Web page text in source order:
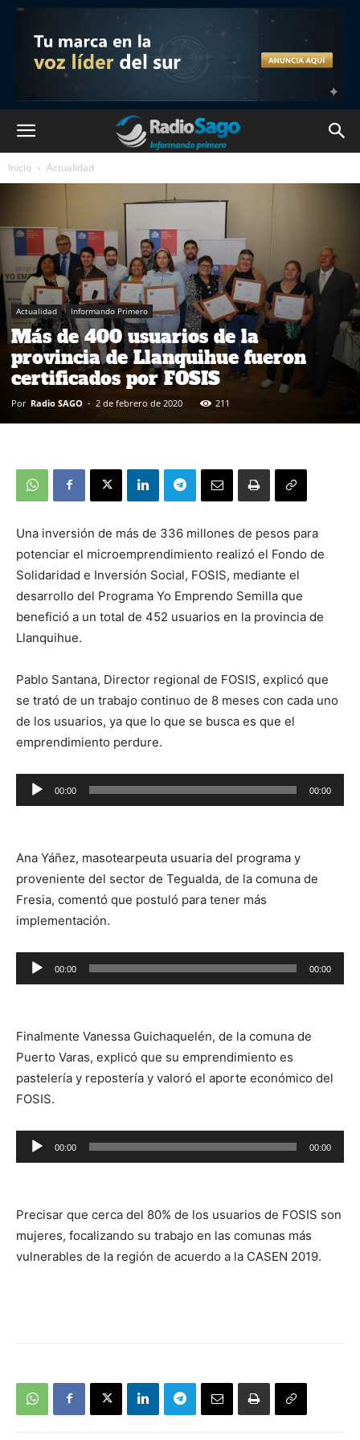
Inicio Actualidad
Actualidad Informando Primero
Más de 400 usuarios de la
provincia de Llanquihue fueron
certificados por FOSIS
Por Radio SAGO - 2 de febrero de 2020 211
Una inversión de más de 336 millones de pesos para
potenciar el microemprendimiento realizó el Fondo de
Solidaridad e Inversión Social, FOSIS, mediante el
desarrollo del Programa Yo Emprendo Semilla que
benefició a un total de 452 usuarios en la provincia de
Llanquihue.
Pablo Santana, Director regional de FOSIS, explicó que
se trató de un trabajo continuo de 8 meses con cada uno
de los usuarios, ya que lo que se busca es que el
emprendimiento perdure.
Reproductor
de
00:00 00:00
Ana Yáñez, masotearpeuta usuaria del programa y
proveniente del sector de Tegualda, de la comuna de
Fresia, comentó que postuló para tener más
implementación.
Reproductor
de
00:00 00:00
Finalmente Vanessa Guichaquelén, de la comuna de
Puerto Varas, explicó que su emprendimiento es
pastelería y repostería y valoró el aporte económico del
FOSIS.
Reproductor
de
00:00 00:00
Precisar que cerca del 80% de los usuarios de FOSIS son
mujeres, focalizando su trabajo en las comunas más
vulnerables de la región de acuerdo a la CASEN 2019.